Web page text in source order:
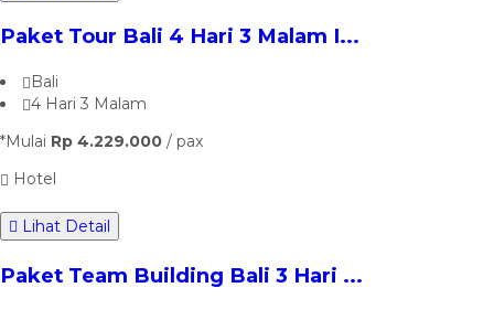
Paket Tour Bali 4 Hari 3 Malam I...
Bali
4 Hari 3 Malam
*Mulai Rp 4.229.000 / pax
Hotel
Lihat Detail
Paket Team Building Bali 3 Hari ...